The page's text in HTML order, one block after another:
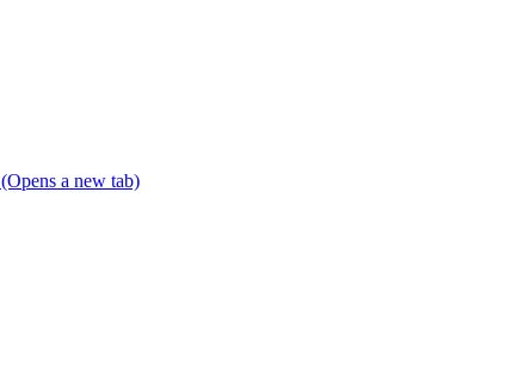
(Opens a new tab)